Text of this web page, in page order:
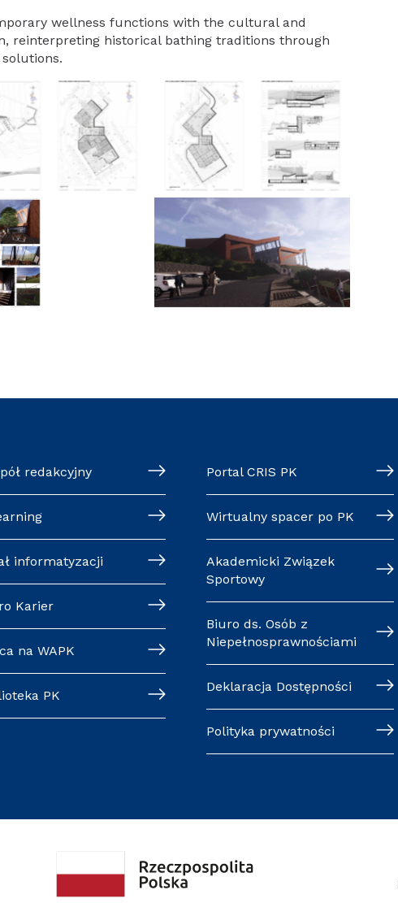
wellness functions with the cultural and
reinterpreting historical bathing traditions through
redakcyjny
informatyzacji
Karier
na WAPK
PK
Portal CRIS PK
Wirtualny spacer po PK
Akademicki Związek
Sportowy
Biuro ds. Osób z
Niepełnosprawnościami
Deklaracja Dostępności
Polityka prywatności